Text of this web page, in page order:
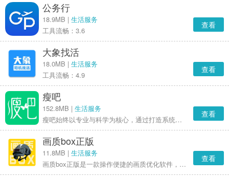
公务行
18.9MB | 生活服务
工具流畅：3.6
查看
大象找活
18.0MB | 生活服务
工具流畅：4.9
查看
瘦吧
152.8MB | 生活服务
瘦吧始终以专业与科学为核心，通过打造系统化且个性化的科学减脂方案，为用户提供切实有效的减脂途径。同时，我们不断优化和更新传统减肥方式，为有减肥需求的人群提供科学减脂管理服务的优质选择。
查看
画质box正版
11.8MB | 生活服务
画质box正版是一款操作便捷的画质优化软件，支持自定义调整各项参数，助力玩家获得更出色的游戏体验，因而深受广大玩家的喜爱。
查看